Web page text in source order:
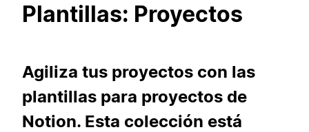
Plantillas: Proyectos
Agiliza tus proyectos con las
plantillas para proyectos de
Notion. Esta colección está